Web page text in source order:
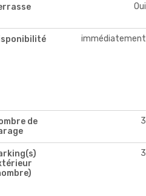
Oui
immédiatement
de
3
3